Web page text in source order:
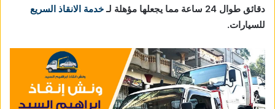
دقائق طوال 24 ساعة مما يجعلها مؤهلة لـ
خدمة الانقاذ السريع
للسيارات.